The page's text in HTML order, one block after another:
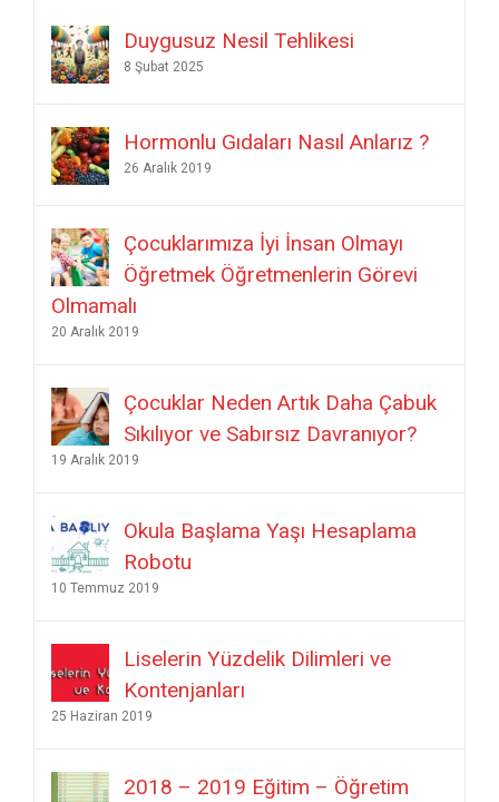
Duygusuz Nesil Tehlikesi
8 Şubat 2025
Hormonlu Gıdaları Nasıl Anlarız ?
26 Aralık 2019
Çocuklarımıza İyi İnsan Olmayı
Öğretmek Öğretmenlerin Görevi
Olmamalı
20 Aralık 2019
Çocuklar Neden Artık Daha Çabuk
Sıkılıyor ve Sabırsız Davranıyor?
19 Aralık 2019
Okula Başlama Yaşı Hesaplama
Robotu
10 Temmuz 2019
Liselerin Yüzdelik Dilimleri ve
Kontenjanları
25 Haziran 2019
2018 – 2019 Eğitim – Öğretim